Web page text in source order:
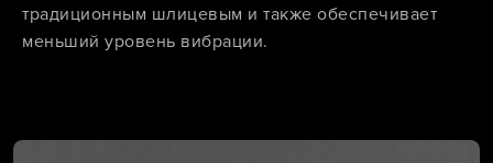
традиционным шлицевым и также обеспечивает
меньший уровень вибрации.